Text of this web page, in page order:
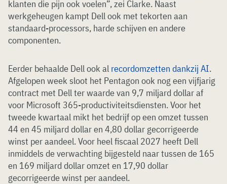
klanten die pijn ook voelen”, zei Clarke. Naast
werkgeheugen kampt Dell ook met tekorten aan
standaard-processors, harde schijven en andere
componenten.
Eerder behaalde Dell ook al recordomzetten dankzij AI.
Afgelopen week sloot het Pentagon ook nog een vijfjarig
contract met Dell ter waarde van 9,7 miljard dollar af
voor Microsoft 365-productiviteitsdiensten. Voor het
tweede kwartaal mikt het bedrijf op een omzet tussen
44 en 45 miljard dollar en 4,80 dollar gecorrigeerde
winst per aandeel. Voor heel fiscaal 2027 heeft Dell
inmiddels de verwachting bijgesteld naar tussen de 165
en 169 miljard dollar omzet en 17,90 dollar
gecorrigeerde winst per aandeel.